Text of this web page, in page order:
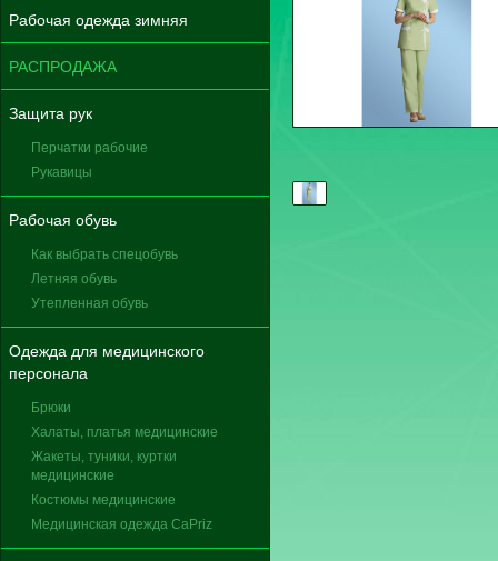
Рабочая одежда зимняя
РАСПРОДАЖА
Защита рук
Перчатки рабочие
Рукавицы
Рабочая обувь
Как выбрать спецобувь
Летняя обувь
Утепленная обувь
Одежда для медицинского
персонала
Брюки
Халаты, платья медицинские
Жакеты, туники, куртки
медицинские
Костюмы медицинские
Медицинская одежда CaPriz